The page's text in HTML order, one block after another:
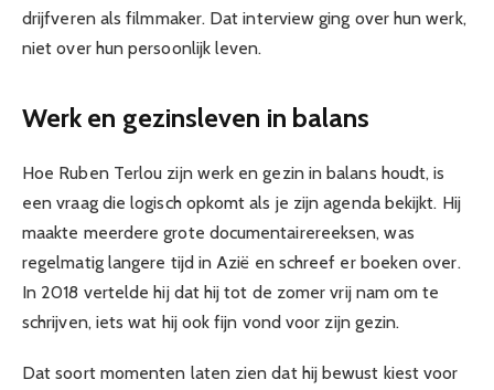
drijfveren als filmmaker. Dat interview ging over hun werk,
niet over hun persoonlijk leven.
Werk en gezinsleven in balans
Hoe Ruben Terlou zijn werk en gezin in balans houdt, is
een vraag die logisch opkomt als je zijn agenda bekijkt. Hij
maakte meerdere grote documentairereeksen, was
regelmatig langere tijd in Azië en schreef er boeken over.
In 2018 vertelde hij dat hij tot de zomer vrij nam om te
schrijven, iets wat hij ook fijn vond voor zijn gezin.
Dat soort momenten laten zien dat hij bewust kiest voor